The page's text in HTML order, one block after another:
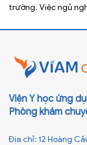
trường. Việc ngủ
Viện Y học ứng
Phòng khám
Địa chỉ: 12 Hoàng